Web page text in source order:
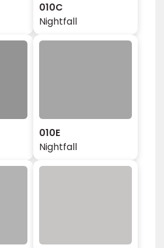
010C
Nightfall
010E
Nightfall